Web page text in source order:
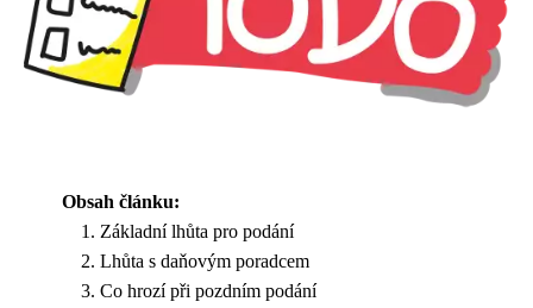
Obsah článku:
Základní lhůta pro podání
Lhůta s daňovým poradcem
Co hrozí při pozdním podání